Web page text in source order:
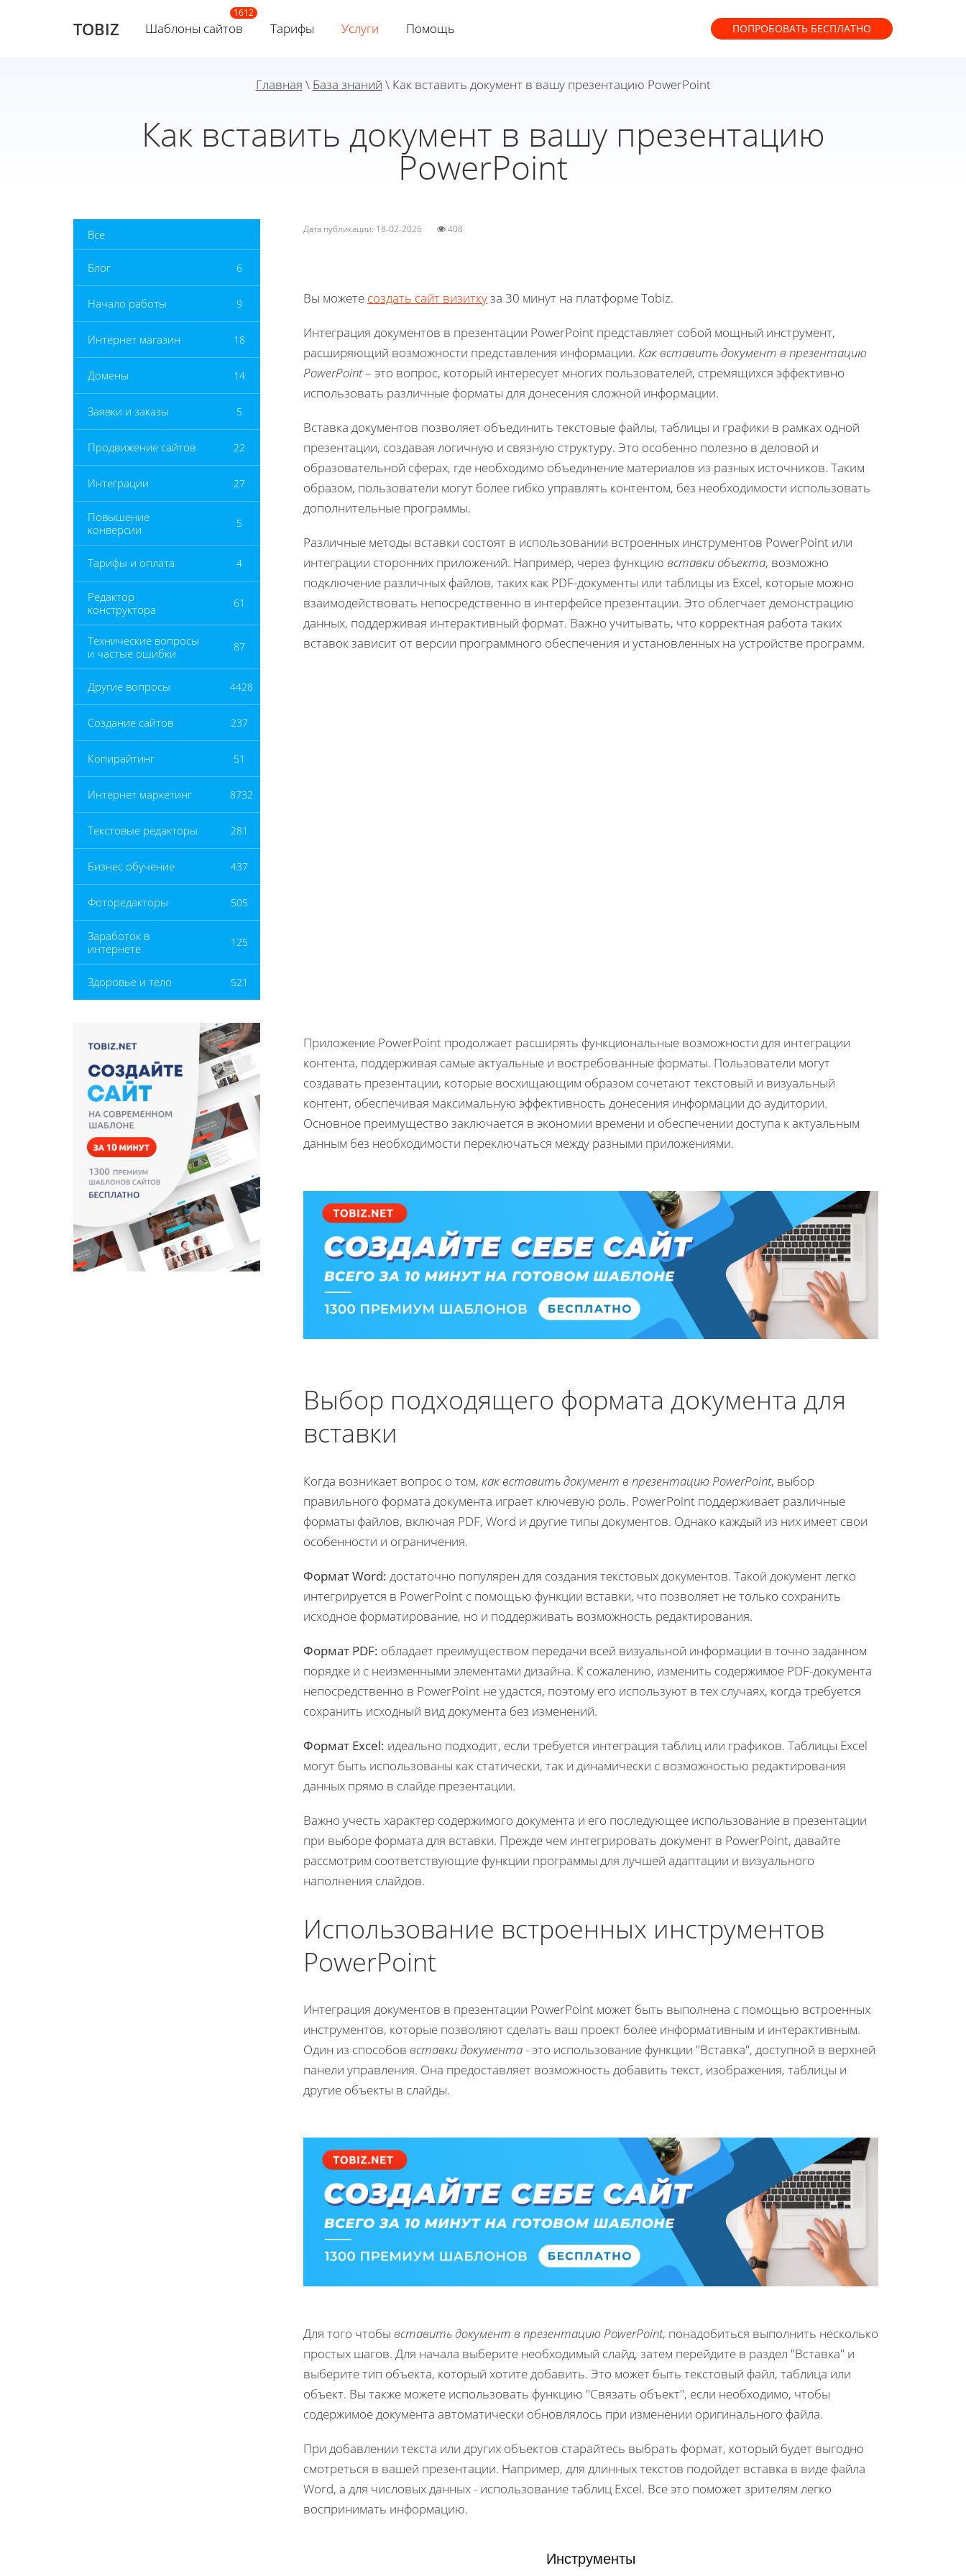
TOBIZ Шаблоны сайтов Тарифы Услуги Помощь ПОПРОБОВАТЬ БЕСПЛАТНО
Главная \ База знаний \ Как вставить документ в вашу презентацию PowerPoint
Как вставить документ в вашу презентацию
PowerPoint
Все
Блог 6
Начало работы 9
Интернет магазин 18
Домены 14
Заявки и заказы 5
Продвижение сайтов 22
Интеграции 27
Повышение
конверсии
5
Тарифы и оплата 4
Редактор
конструктора
61
Технические вопросы
и частые ошибки
87
Другие вопросы 4428
Создание сайтов 237
Копирайтинг 51
Интернет маркетинг 8732
Текстовые редакторы 281
Бизнес обучение 437
Фоторедакторы 505
Заработок в
интернете
125
Здоровье и тело 521
Дата публикации: 18-02-2026 408
Вы можете создать сайт визиткуза 30 минут на платформе Tobiz.
Интеграция документов в презентации PowerPoint представляет собой мощный инструмент,
расширяющий возможности представления информации. Как вставить документ в презентацию
PowerPoint– это вопрос, который интересует многих пользователей, стремящихся эффективно
использовать различные форматы для донесения сложной информации.
Вставка документов позволяет объединить текстовые файлы, таблицы и графики в рамках одной
презентации, создавая логичную и связную структуру. Это особенно полезно в деловой и
образовательной сферах, где необходимо объединение материалов из разных источников. Таким
образом, пользователи могут более гибко управлять контентом, без необходимости использовать
дополнительные программы.
Различные методы вставки состоят в использовании встроенных инструментов PowerPoint или
интеграции сторонних приложений. Например, через функцию вставки объекта, возможно
подключение различных файлов, таких как PDF-документы или таблицы из Excel, которые можно
взаимодействовать непосредственно в интерфейсе презентации. Это облегчает демонстрацию
данных, поддерживая интерактивный формат. Важно учитывать, что корректная работа таких
вставок зависит от версии программного обеспечения и установленных на устройстве программ.
Приложение PowerPoint продолжает расширять функциональные возможности для интеграции
контента, поддерживая самые актуальные и востребованные форматы. Пользователи могут
создавать презентации, которые восхищающим образом сочетают текстовый и визуальный
контент, обеспечивая максимальную эффективность донесения информации до аудитории.
Основное преимущество заключается в экономии времени и обеспечении доступа к актуальным
данным без необходимости переключаться между разными приложениями.
Выбор подходящего формата документа для
вставки
Когда возникает вопрос о том, как вставить документ в презентацию PowerPoint, выбор
правильного формата документа играет ключевую роль. PowerPoint поддерживает различные
форматы файлов, включая PDF, Word и другие типы документов. Однако каждый из них имеет свои
особенности и ограничения.
Формат Word: достаточно популярен для создания текстовых документов. Такой документ легко
интегрируется в PowerPoint с помощью функции вставки, что позволяет не только сохранить
исходное форматирование, но и поддерживать возможность редактирования.
Формат PDF: обладает преимуществом передачи всей визуальной информации в точно заданном
порядке и с неизменными элементами дизайна. К сожалению, изменить содержимое PDF-документа
непосредственно в PowerPoint не удастся, поэтому его используют в тех случаях, когда требуется
сохранить исходный вид документа без изменений.
Формат Excel: идеально подходит, если требуется интеграция таблиц или графиков. Таблицы Excel
могут быть использованы как статически, так и динамически с возможностью редактирования
данных прямо в слайде презентации.
Важно учесть характер содержимого документа и его последующее использование в презентации
при выборе формата для вставки. Прежде чем интегрировать документ в PowerPoint, давайте
рассмотрим соответствующие функции программы для лучшей адаптации и визуального
наполнения слайдов.
Использование встроенных инструментов
PowerPoint
Интеграция документов в презентации PowerPoint может быть выполнена с помощью встроенных
инструментов, которые позволяют сделать ваш проект более информативным и интерактивным.
Один из способов вставки документа- это использование функции "Вставка", доступной в верхней
панели управления. Она предоставляет возможность добавить текст, изображения, таблицы и
другие объекты в слайды.
Для того чтобы вставить документ в презентацию PowerPoint, понадобиться выполнить несколько
простых шагов. Для начала выберите необходимый слайд, затем перейдите в раздел "Вставка" и
выберите тип объекта, который хотите добавить. Это может быть текстовый файл, таблица или
объект. Вы также можете использовать функцию "Связать объект", если необходимо, чтобы
содержимое документа автоматически обновлялось при изменении оригинального файла.
При добавлении текста или других объектов старайтесь выбрать формат, который будет выгодно
смотреться в вашей презентации. Например, для длинных текстов подойдет вставка в виде файла
Word, а для числовых данных - использование таблиц Excel. Все это поможет зрителям легко
воспринимать информацию.
Инструменты